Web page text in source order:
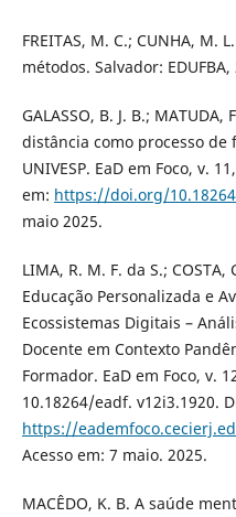
FREITAS, M. C.; CUNHA, M.
métodos. Salvador: EDUFBA,
GALASSO, B. J. B.;
distância como processo de
UNIVESP. EaD em Foco, v.
em: https://doi.org/
maio 2025.
LIMA, R. M. F. da S.; COSTA,
Educação Personalizada e
Ecossistemas Digitais –
Docente em Contexto
Formador. EaD em Foco, v.
10.18264/eadf. v12i3.1920.
https://
Acesso em: 7 maio. 2025.
MACÊDO, K. B. A saúde